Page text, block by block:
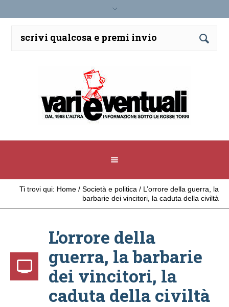
Ti trovi qui: Home / Società e politica / L’orrore della guerra, la
barbarie dei vincitori, la caduta della civiltà
L’orrore della
guerra, la barbarie
dei vincitori, la
caduta della civiltà